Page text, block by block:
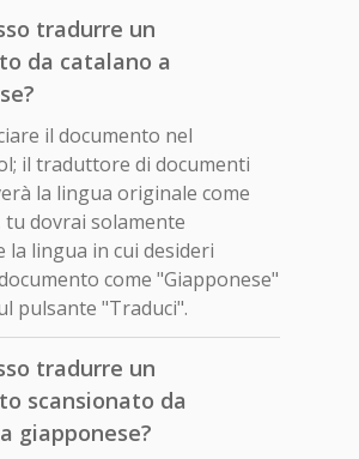
tradurre un
da catalano a
il documento nel
il traduttore di documenti
la lingua originale come
tu dovrai solamente
la lingua in cui desideri
come "Giapponese"
pulsante "Traduci".
tradurre un
scansionato da
giapponese?